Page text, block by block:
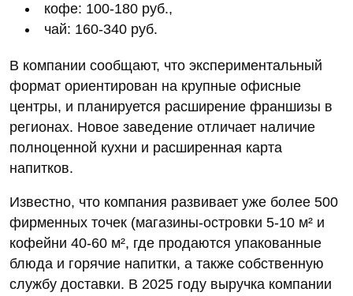
кофе: 100-180 руб.,
чай: 160-340 руб.
В компании сообщают, что экспериментальный
формат ориентирован на крупные офисные
центры, и планируется расширение франшизы в
регионах. Новое заведение отличает наличие
полноценной кухни и расширенная карта
напитков.
Известно, что компания развивает уже более 500
фирменных точек (магазины-островки 5-10 м² и
кофейни 40-60 м², где продаются упакованные
блюда и горячие напитки, а также собственную
службу доставки. В 2025 году выручка компании